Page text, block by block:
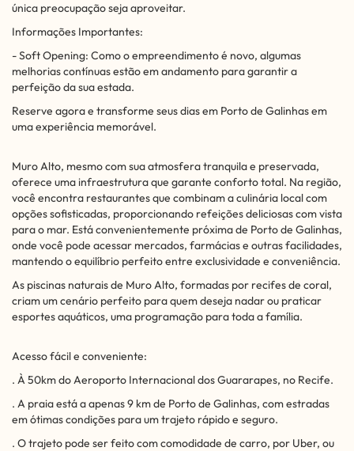
única preocupação seja aproveitar.
Informações Importantes:
- Soft Opening: Como o empreendimento é novo, algumas
melhorias contínuas estão em andamento para garantir a
perfeição da sua estada.
Reserve agora e transforme seus dias em Porto de Galinhas em
uma experiência memorável.
Muro Alto, mesmo com sua atmosfera tranquila e preservada,
oferece uma infraestrutura que garante conforto total. Na região,
você encontra restaurantes que combinam a culinária local com
opções sofisticadas, proporcionando refeições deliciosas com vista
para o mar. Está convenientemente próxima de Porto de Galinhas,
onde você pode acessar mercados, farmácias e outras facilidades,
mantendo o equilíbrio perfeito entre exclusividade e conveniência.
As piscinas naturais de Muro Alto, formadas por recifes de coral,
criam um cenário perfeito para quem deseja nadar ou praticar
esportes aquáticos, uma programação para toda a família.
Acesso fácil e conveniente:
. À 50km do Aeroporto Internacional dos Guararapes, no Recife.
. A praia está a apenas 9 km de Porto de Galinhas, com estradas
em ótimas condições para um trajeto rápido e seguro.
. O trajeto pode ser feito com comodidade de carro, por Uber, ou